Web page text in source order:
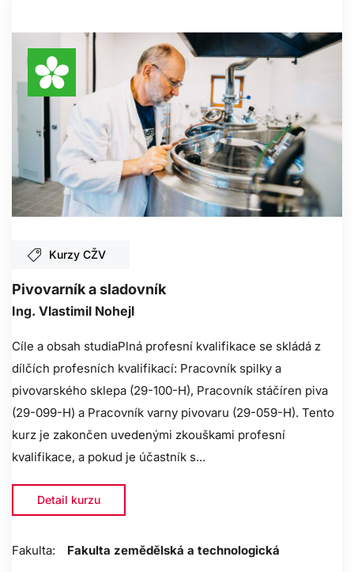
Kurzy CŽV
Pivovarník a sladovník
Ing. Vlastimil Nohejl
Cíle a obsah studiaPlná profesní kvalifikace se skládá z
dílčích profesních kvalifikací: Pracovník spilky a
pivovarského sklepa (29-100-H), Pracovník stáčíren piva
(29-099-H) a Pracovník varny pivovaru (29-059-H). Tento
kurz je zakončen uvedenými zkouškami profesní
kvalifikace, a pokud je účastník s...
Detail kurzu
Fakulta:
Fakulta zemědělská a technologická